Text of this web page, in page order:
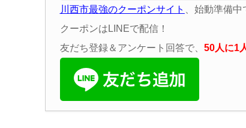
川西市最強のクーポンサイト
、始動準備中
クーポンはLINEで配信！
友だち登録＆アンケート回答で、 50人に1